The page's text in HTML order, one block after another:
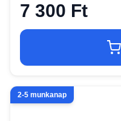
7 300 Ft
2-5 munkanap